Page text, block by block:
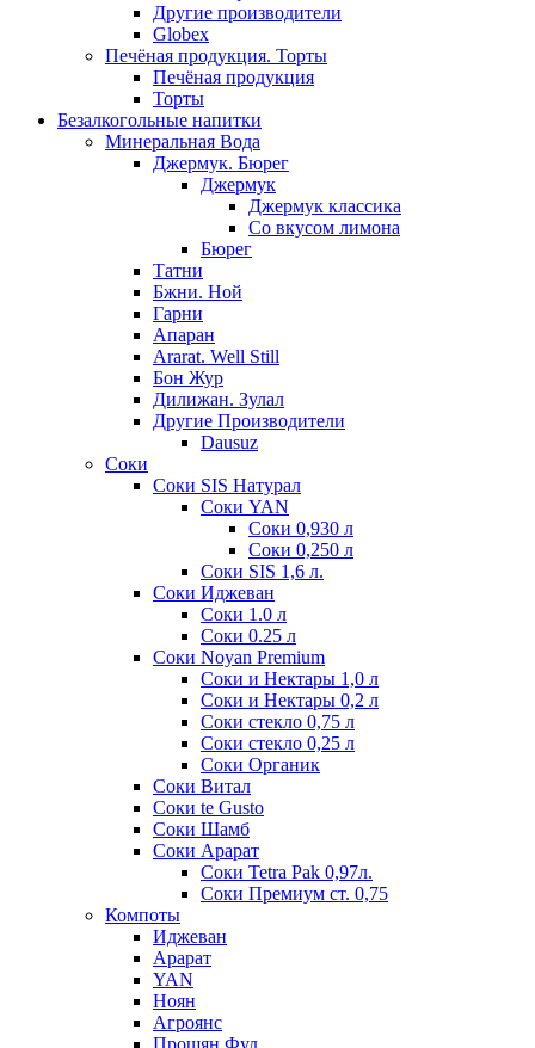
Другие производители
Globex
Печёная продукция. Торты
Печёная продукция
Торты
Безалкогольные напитки
Минеральная Вода
Джермук. Бюрег
Джермук
Джермук классика
Со вкусом лимона
Бюрег
Татни
Бжни. Ной
Гарни
Апаран
Ararat. Well Still
Бон Жур
Дилижан. Зулал
Другие Производители
Dausuz
Соки
Соки SIS Натурал
Соки YAN
Соки 0,930 л
Соки 0,250 л
Соки SIS 1,6 л.
Соки Иджеван
Соки 1.0 л
Соки 0.25 л
Соки Noyan Premium
Соки и Нектары 1,0 л
Соки и Нектары 0,2 л
Соки стекло 0,75 л
Соки стекло 0,25 л
Соки Органик
Соки Витал
Соки te Gusto
Соки Шамб
Соки Арарат
Соки Tetra Pak 0,97л.
Соки Премиум ст. 0,75
Компоты
Иджеван
Арарат
YAN
Ноян
Агроянс
Прошян Фуд